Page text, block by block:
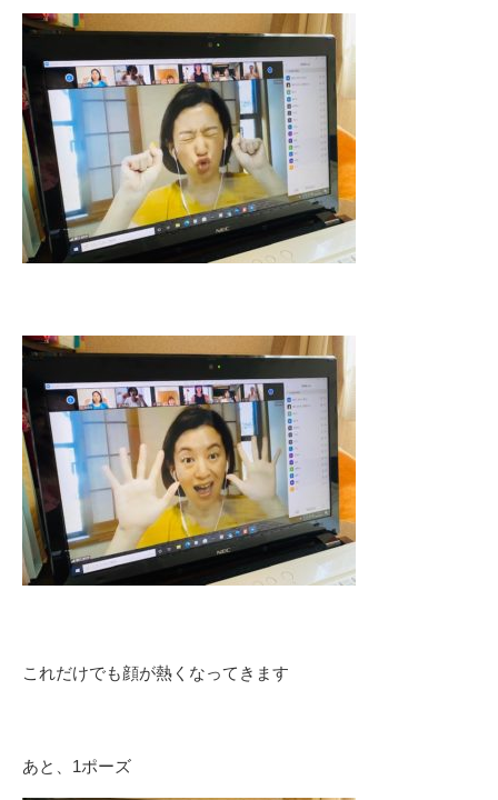
これだけでも顔が熱くなってきます
あと、1ポーズ